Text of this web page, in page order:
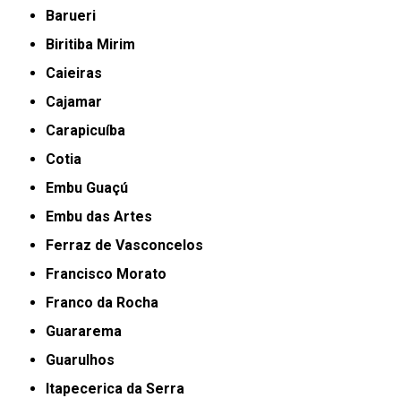
Barueri
Biritiba Mirim
Caieiras
Cajamar
Carapicuíba
Cotia
Embu Guaçú
Embu das Artes
Ferraz de Vasconcelos
Francisco Morato
Franco da Rocha
Guararema
Guarulhos
Itapecerica da Serra